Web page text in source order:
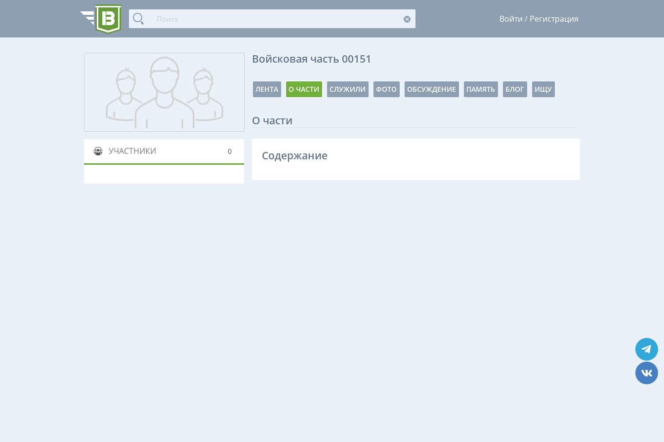
Войти / Регистрация
УЧАСТНИКИ 0
Войсковая часть 00151
ЛЕНТА О ЧАСТИ СЛУЖИЛИ ФОТО ОБСУЖДЕНИЕ ПАМЯТЬ БЛОГ ИЩУ
О части
Содержание